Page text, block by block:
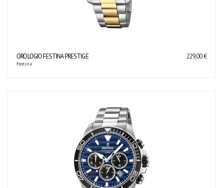
OROLOGIO FESTINA PRESTIGE
Festina
229,00 €